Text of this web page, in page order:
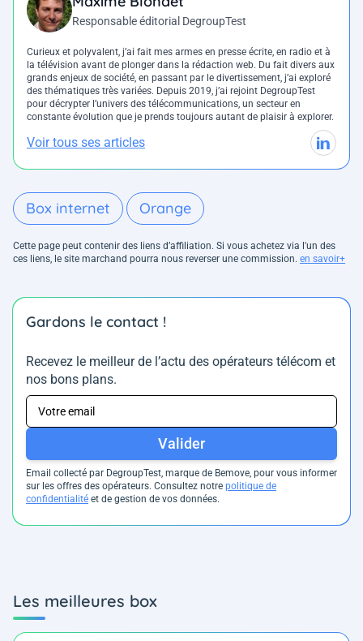
Responsable éditorial DegroupTest
Curieux et polyvalent, j’ai fait mes armes en presse écrite, en radio et à
la télévision avant de plonger dans la rédaction web. Du fait divers aux
grands enjeux de société, en passant par le divertissement, j’ai exploré
des thématiques très variées. Depuis 2019, j’ai rejoint DegroupTest
pour décrypter l’univers des télécommunications, un secteur en
constante évolution que je prends toujours autant de plaisir à explorer.
Voir tous ses articles
Box internet Orange
Cette page peut contenir des liens d’affiliation. Si vous achetez via l'un des
ces liens, le site marchand pourra nous reverser une commission. en savoir+
Gardons le contact !
Recevez le meilleur de l’actu des opérateurs télécom et
nos bons plans.
Valider
Email collecté par DegroupTest, marque de Bemove, pour vous informer
sur les offres des opérateurs. Consultez notre politique de
confidentialité et de gestion de vos données.
Les meilleures box